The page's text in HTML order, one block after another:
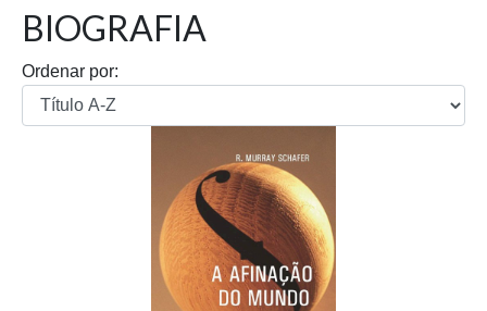
BIOGRAFIA
Ordenar por: